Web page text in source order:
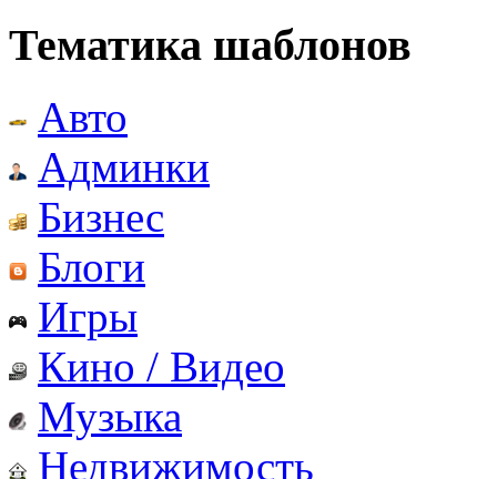
Тематика шаблонов
Авто
Админки
Бизнес
Блоги
Игры
Кино / Видео
Музыка
Недвижимость